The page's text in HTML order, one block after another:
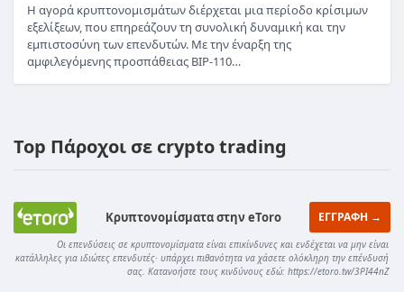
Η αγορά κρυπτονομισμάτων διέρχεται μια περίοδο κρίσιμων
εξελίξεων, που επηρεάζουν τη συνολική δυναμική και την
εμπιστοσύνη των επενδυτών. Με την έναρξη της
αμφιλεγόμενης προσπάθειας BIP-110…
Top Πάροχοι σε crypto trading
Κρυπτονομίσματα στην eToro ΕΓΓΡΑΦΗ →
Οι επενδύσεις σε κρυπτονομίσματα είναι επικίνδυνες και ενδέχεται να μην είναι
κατάλληλες για ιδιώτες επενδυτές· υπάρχει πιθανότητα να χάσετε ολόκληρη την επένδυσή
σας. Κατανοήστε τους κινδύνους εδώ: https://etoro.tw/3PI44nZ